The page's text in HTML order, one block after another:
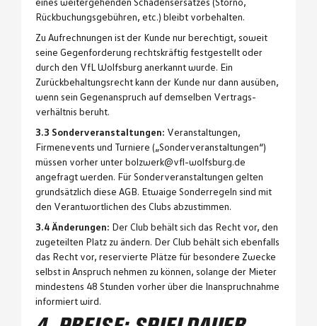
eines weitergehenden Schadensersatzes (Storno,
Rückbuchungsgebühren, etc.) bleibt vorbehalten.
Zu Aufrechnungen ist der Kunde nur berechtigt, soweit
seine Gegenforderung rechtskräftig festgestellt oder
durch den VfL Wolfsburg anerkannt wurde. Ein
Zurückbehaltungsrecht kann der Kunde nur dann ausüben,
wenn sein Gegenanspruch auf demselben Vertrags-
verhältnis beruht.
3.3 Sonderveranstaltungen: Veranstaltungen,
Firmenevents und Turniere („Sonderveranstaltungen“)
müssen vorher unter bolzwerk@vfl-wolfsburg.de
angefragt werden. Für Sonderveranstaltungen gelten
grundsätzlich diese AGB. Etwaige Sonderregeln sind mit
den Verantwortlichen des Clubs abzustimmen.
3.4 Änderungen: Der Club behält sich das Recht vor, den
zugeteilten Platz zu ändern. Der Club behält sich ebenfalls
das Recht vor, reservierte Plätze für besondere Zwecke
selbst in Anspruch nehmen zu können, solange der Mieter
mindestens 48 Stunden vorher über die Inanspruchnahme
informiert wird.